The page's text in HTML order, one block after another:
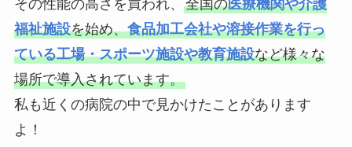
防水パンはどこで買える？ニトリ
やヤマダ電機に売ってる？必要？
代わりになるものは？
その性能の高さを買われ、 全国の医療機関や介護
福祉施設を始め、食品加工会社や溶接作業を行っ
ている工場・スポーツ施設や教育施設など様々な
場所で導入されています。
私も近くの病院の中で見かけたことがあります
よ！